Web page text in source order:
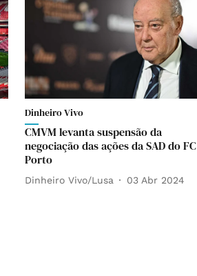
Dinheiro Vivo
CMVM levanta suspensão da
negociação das ações da SAD do FC
Porto
Dinheiro Vivo/Lusa 03 Abr 2024